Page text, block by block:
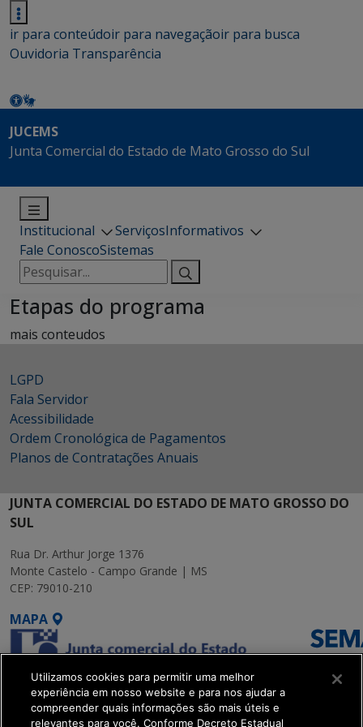
ir para conteúdoir para navegaçãoir para busca
Ouvidoria Transparência
JUCEMS
Junta Comercial do Estado de Mato Grosso do Sul
Institucional ServiçosInformativos
Fale ConoscoSistemas
Pesquisar
por:
Etapas do programa
mais conteudos
LGPD
Fala Servidor
Acessibilidade
Ordem Cronológica de Pagamentos
Planos de Contratações Anuais
JUNTA COMERCIAL DO ESTADO DE MATO GROSSO DO
SUL
Rua Dr. Arthur Jorge 1376
Monte Castelo - Campo Grande | MS
CEP: 79010-210
MAPA
Utilizamos cookies para permitir uma melhor
experiência em nosso website e para nos ajudar a
compreender quais informações são mais úteis e
relevantes para você. Conforme Decreto Estadual